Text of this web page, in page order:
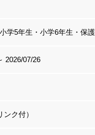
学5年生・小学6年生・保
2026/07/26
ク付）